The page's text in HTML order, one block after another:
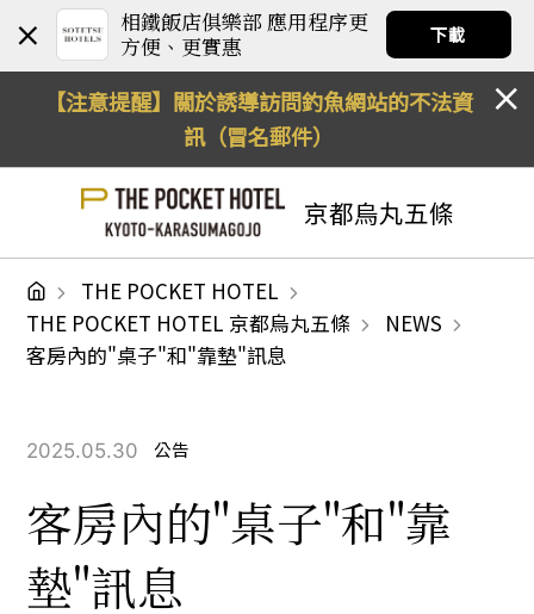
相鐵飯店俱樂部 應用程序更
方便、更實惠
下載
【注意提醒】關於誘導訪問釣魚網站的不法資
訊（冒名郵件）
京都烏丸五條
THE POCKET HOTEL
THE POCKET HOTEL 京都烏丸五條
NEWS
客房內的"桌子"和"靠墊"訊息
2025.05.30 公告
客房內的"桌子"和"靠
墊"訊息